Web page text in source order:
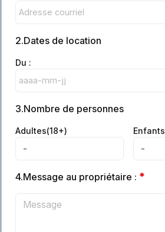
2.Dates de location
Du :
3.Nombre de personnes
Adultes(18+) Enfants
4.Message au propriétaire : *